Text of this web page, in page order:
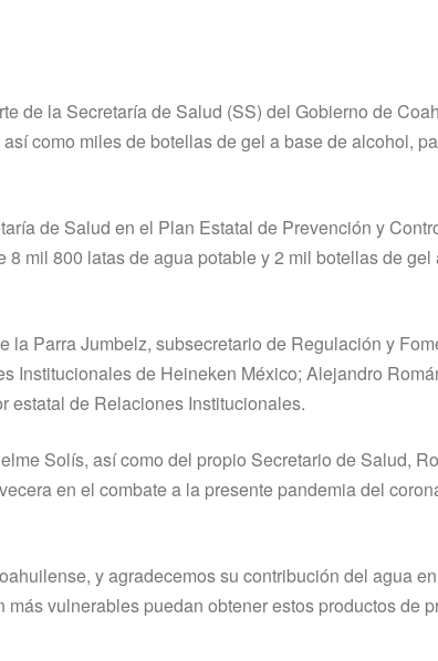
de la Secretaría de Salud (SS) del Gobierno de
como miles de botellas de gel a base de alcohol,
de Salud en el Plan Estatal de Prevención y
mil 800 latas de agua potable y 2 mil botellas de gel
Parra Jumbelz, subsecretario de Regulación y
Institucionales de Heineken México; Alejandro
estatal de Relaciones Institucionales.
Solís, así como del propio Secretario de Salud,
en el combate a la presente pandemia del
y agradecemos su contribución del agua
vulnerables puedan obtener estos productos de